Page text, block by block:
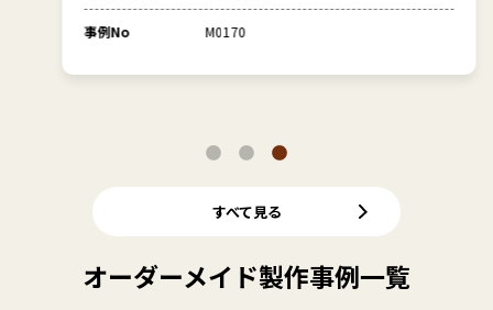
事例No M0170
すべて見る
オーダーメイド製作事例一覧